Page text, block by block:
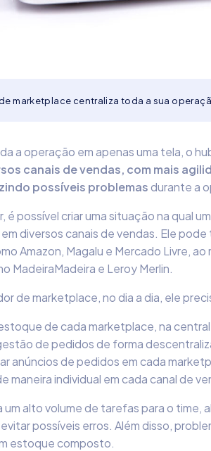
marketplace centraliza toda a sua
a operação em apenas uma tela, o
canais de vendas, com mais
possíveis problemasdurante a
é possível criar uma situação na qual
diversos canais de vendas. Ele
Amazon, Magalu e Mercado Livre,
MadeiraMadeira e Leroy Merlin.
de marketplace, no dia a dia, ele
de cada marketplace, na
de pedidos de forma
anúncios de pedidos em cada
maneira individual em cada canal de
um alto volume de tarefas para o time,
possíveis erros. Além disso,
estoque composto.